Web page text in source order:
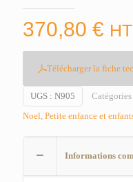
370,80 €
Télécharger la fiche
UGS : N905 Catégories
Noel Petite enfance et
Informations